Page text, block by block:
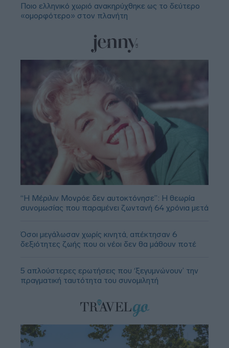
Ποιο ελληνικό χωριό ανακηρύχθηκε ως το δεύτερο
«ομορφότερο» στον πλανήτη
“Η Μέριλιν Μονρόε δεν αυτοκτόνησε”: Η θεωρία
συνομωσίας που παραμένει ζωντανή 64 χρόνια μετά
Όσοι μεγάλωσαν χωρίς κινητά, απέκτησαν 6
δεξιότητες ζωής που οι νέοι δεν θα μάθουν ποτέ
5 απλούστερες ερωτήσεις που ‘ξεγυμνώνουν’ την
πραγματική ταυτότητα του συνομιλητή